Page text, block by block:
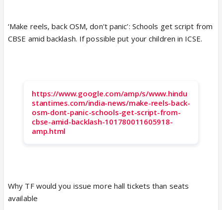
‘Make reels, back OSM, don't panic’: Schools get script from
CBSE amid backlash. If possible put your children in ICSE.
https://www.google.com/amp/s/www.hindu
stantimes.com/india-news/make-reels-back-
osm-dont-panic-schools-get-script-from-
cbse-amid-backlash-101780011605918-
amp.html
Why TF would you issue more hall tickets than seats
available